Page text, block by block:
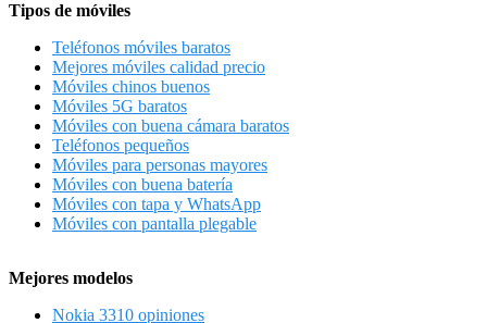
Tipos de móviles
Teléfonos móviles baratos
Mejores móviles calidad precio
Móviles chinos buenos
Móviles 5G baratos
Móviles con buena cámara baratos
Teléfonos pequeños
Móviles para personas mayores
Móviles con buena batería
Móviles con tapa y WhatsApp
Móviles con pantalla plegable
Mejores modelos
Nokia 3310 opiniones